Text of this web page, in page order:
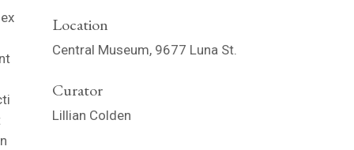
Location
Central Museum, 9677 Luna St.
Curator
Lillian Colden